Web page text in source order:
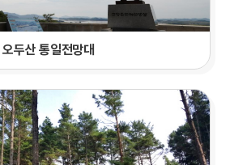
오두산 통일전망대